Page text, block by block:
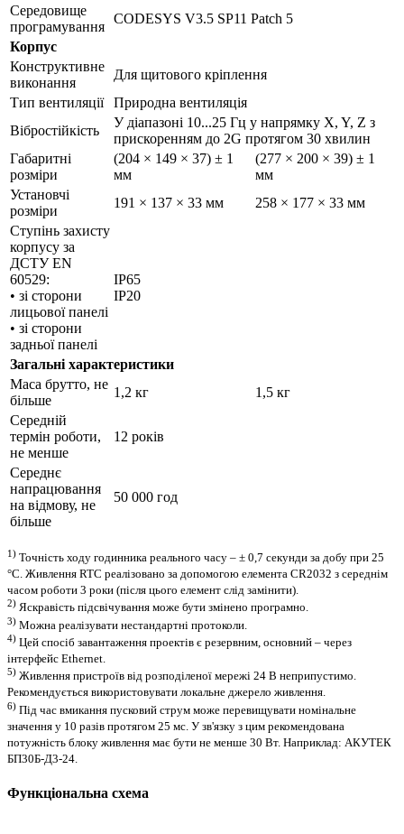
Середовище
програмування
CODESYS V3.5 SP11 Patch 5
Корпус
Конструктивне
виконання
Для щитового кріплення
Тип вентиляції
Природна вентиляція
Вібростійкість
У діапазоні 10...25 Гц у напрямку X, Y, Z з
прискоренням до 2G протягом 30 хвилин
Габаритні
розміри
(204 × 149 × 37) ± 1
мм
(277 × 200 × 39) ± 1
мм
Установчі
розміри
191 × 137 × 33 мм
258 × 177 × 33 мм
Ступінь захисту
корпусу за
ДСТУ EN
60529:
• зі сторони
лицьової панелі
• зі сторони
задньої панелі
IP65
IP20
Загальні характеристики
Маса брутто, не
більше
1,2 кг
1,5 кг
Середній
термін роботи,
не менше
12 років
Середнє
напрацювання
на відмову, не
більше
50 000 год
1) Точність ходу годинника реального часу – ± 0,7 секунди за добу при 25
°C. Живлення RTC реалізовано за допомогою елемента CR2032 з середнім
часом роботи 3 роки (після цього елемент слід замінити).
2) Яскравість підсвічування може бути змінено програмно.
3) Можна реалізувати нестандартні протоколи.
4) Цей спосіб завантаження проектів є резервним, основний – через
інтерфейс Ethernet.
5) Живлення пристроїв від розподіленої мережі 24 В неприпустимо.
Рекомендується використовувати локальне джерело живлення.
6) Під час вмикання пусковий струм може перевищувати номінальне
значення у 10 разів протягом 25 мс. У зв'язку з цим рекомендована
потужність блоку живлення має бути не менше 30 Вт. Наприклад: АКУТЕК
БП30Б-Д3-24.
Функціональна схема